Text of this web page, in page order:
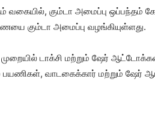
கும்டா அமைப்பு ஒப்பந்தம்
கும்டா அமைப்பு வழங்கியுள்ளது.
டாக்சி மற்றும் ஷேர்
வாடகைக்கார் மற்றும் ஷேர்